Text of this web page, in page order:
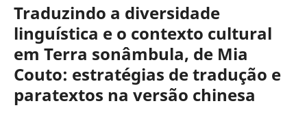
Traduzindo a diversidade
linguística e o contexto cultural
em Terra sonâmbula, de Mia
Couto: estratégias de tradução e
paratextos na versão chinesa